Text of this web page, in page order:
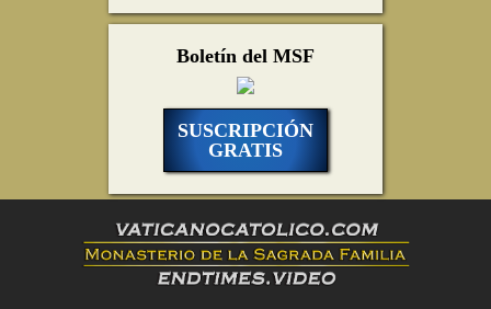
Boletín del MSF
SUSCRIPCIÓN
GRATIS